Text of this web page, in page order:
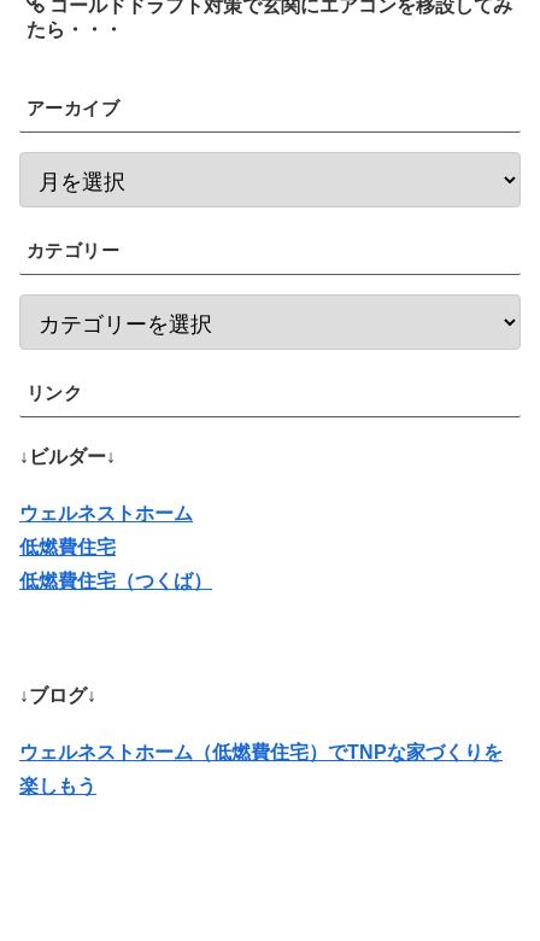
コールドドラフト対策で玄関にエアコンを移設してみ
たら・・・
アーカイブ
カテゴリー
リンク
↓ビルダー↓
ウェルネストホーム
低燃費住宅
低燃費住宅（つくば）
↓ブログ↓
ウェルネストホーム（低燃費住宅）でTNPな家づくりを
楽しもう